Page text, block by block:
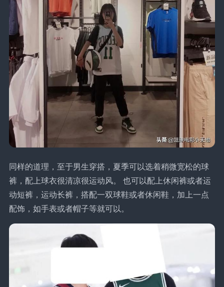
同样的道理，至于男生穿搭，夏季可以选着稍微宽松的球
裤，配上球衣很清凉很运动风。 也可以配上休闲裤或者运
动短裤，运动长裤，搭配一双球鞋或者休闲鞋，加上一点
配饰，如手表或者帽子等就可以。